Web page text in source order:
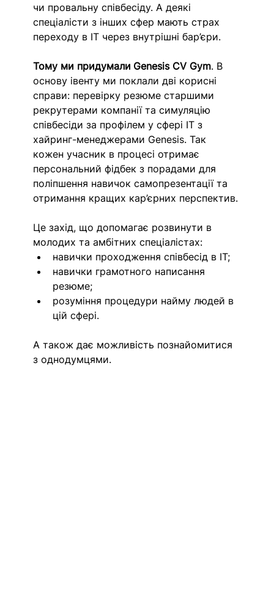
чи провальну співбесіду. А деякі
спеціалісти з інших сфер мають страх
переходу в IT через внутрішні бар’єри.
Тому ми придумали Genesis CV Gym. В
основу івенту ми поклали дві корисні
справи: перевірку резюме старшими
рекрутерами компанії та симуляцію
співбесіди за профілем у сфері IT з
хайринг-менеджерами Genesis. Так
кожен учасник в процесі отримає
персональний фідбек з порадами для
поліпшення навичок самопрезентації та
отримання кращих кар’єрних перспектив.
Це захід, що допомагає розвинути в
молодих та амбітних спеціалістах:
навички проходження співбесід в IT;
навички грамотного написання
резюме;
розуміння процедури найму людей в
цій сфері.
А також дає можливість познайомитися
з однодумцями.